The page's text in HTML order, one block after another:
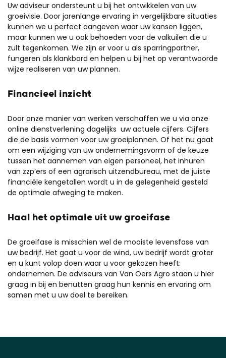
Uw adviseur ondersteunt u bij het ontwikkelen van uw
groeivisie. Door jarenlange ervaring in vergelijkbare situaties
kunnen we u perfect aangeven waar uw kansen liggen,
maar kunnen we u ook behoeden voor de valkuilen die u
zult tegenkomen. We zijn er voor u als sparringpartner,
fungeren als klankbord en helpen u bij het op verantwoorde
wijze realiseren van uw plannen.
Financieel inzicht
Door onze manier van werken verschaffen we u via onze
online dienstverlening dagelijks uw actuele cijfers. Cijfers
die de basis vormen voor uw groeiplannen. Of het nu gaat
om een wijziging van uw ondernemingsvorm of de keuze
tussen het aannemen van eigen personeel, het inhuren
van zzp’ers of een agrarisch uitzendbureau, met de juiste
financiële kengetallen wordt u in de gelegenheid gesteld
de optimale afweging te maken.
Haal het optimale uit uw groeifase
De groeifase is misschien wel de mooiste levensfase van
uw bedrijf. Het gaat u voor de wind, uw bedrijf wordt groter
en u kunt volop doen waar u voor gekozen heeft:
ondernemen. De adviseurs van Van Oers Agro staan u hier
graag in bij en benutten graag hun kennis en ervaring om
samen met u uw doel te bereiken.